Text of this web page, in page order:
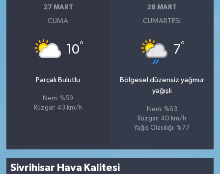
27 MART
CUMA
10°
Parçalı Bulutlu
Nem: %59
Rüzgar: 43 km/h
28 MART
CUMARTESI
7°
Bölgesel düzensiz yağmur
yağışlı
Nem: %63
Rüzgar: 40 km/h
Yağış Olasılığı: %77
Sivrihisar Hava Kalitesi